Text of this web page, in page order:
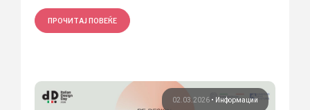
ПРОЧИТАЈ ПОВЕЌЕ
02.03.2026 • Информации